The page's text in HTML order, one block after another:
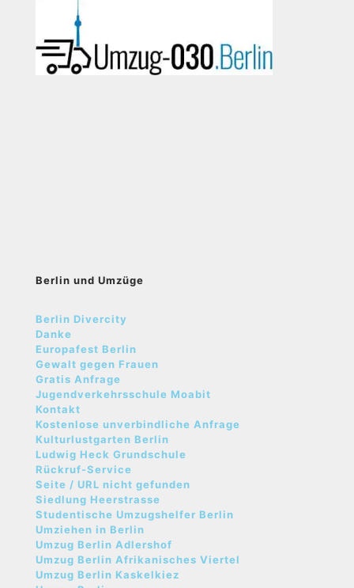
Berlin und Umzüge
Berlin Divercity
Danke
Europafest Berlin
Gewalt gegen Frauen
Gratis Anfrage
Jugendverkehrsschule Moabit
Kontakt
Kostenlose unverbindliche Anfrage
Kulturlustgarten Berlin
Ludwig Heck Grundschule
Rückruf-Service
Seite / URL nicht gefunden
Siedlung Heerstrasse
Studentische Umzugshelfer Berlin
Umziehen in Berlin
Umzug Berlin Adlershof
Umzug Berlin Afrikanisches Viertel
Umzug Berlin Kaskelkiez